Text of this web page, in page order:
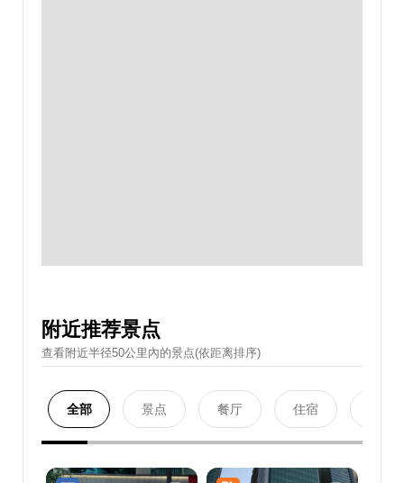
附近推荐景点
查看附近半径50公里內的景点(依距离排序)
全部 景点 餐厅 住宿